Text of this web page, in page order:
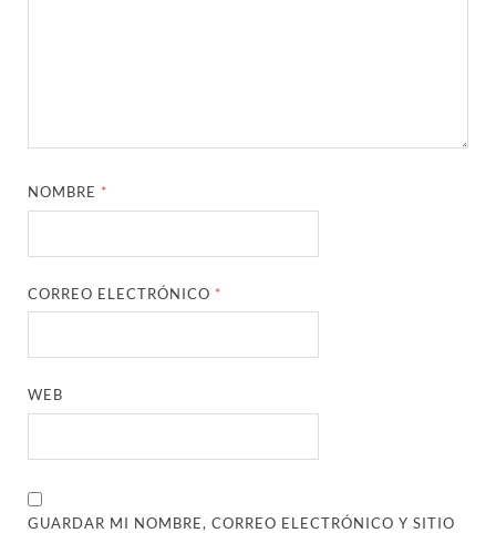
NOMBRE *
CORREO ELECTRÓNICO *
WEB
GUARDAR MI NOMBRE, CORREO ELECTRÓNICO Y SITIO